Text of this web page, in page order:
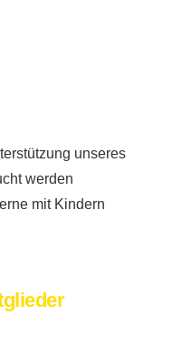
unseres
werden
mit Kindern